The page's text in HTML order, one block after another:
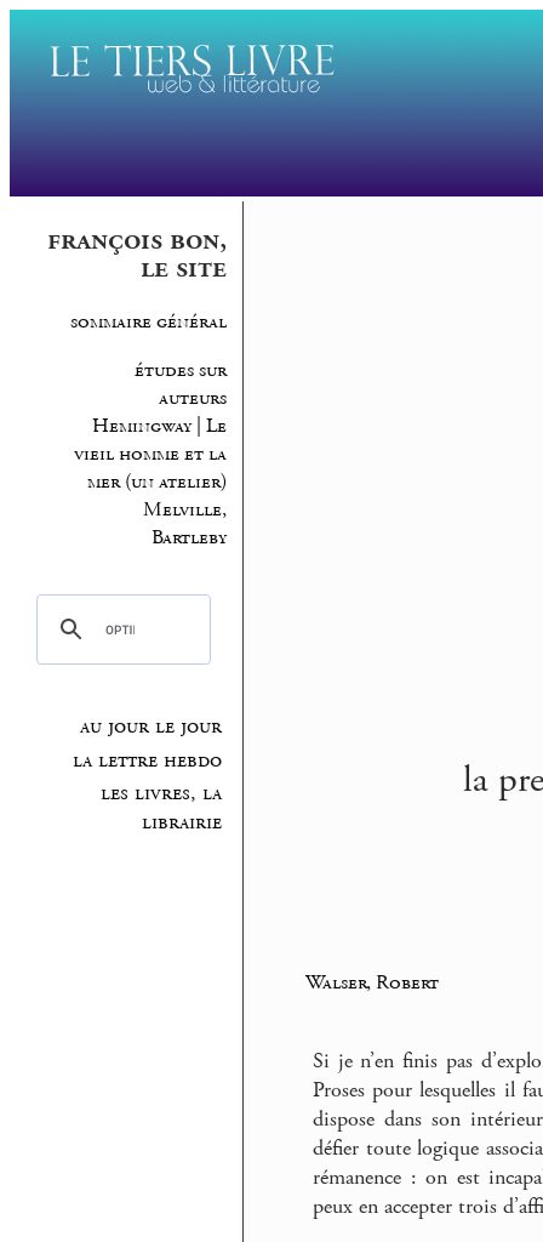
françois bon,
le site
sommaire général
études sur
auteurs
Hemingway | Le
vieil homme et la
mer (un atelier)
Melville,
Bartleby
au jour le jour
la lettre hebdo
les livres, la
librairie
la
Walser, Robert
Si je n’en finis pas
Proses pour lesquelles il
dispose dans son
défier toute logique
rémanence : on est
peux en accepter trois